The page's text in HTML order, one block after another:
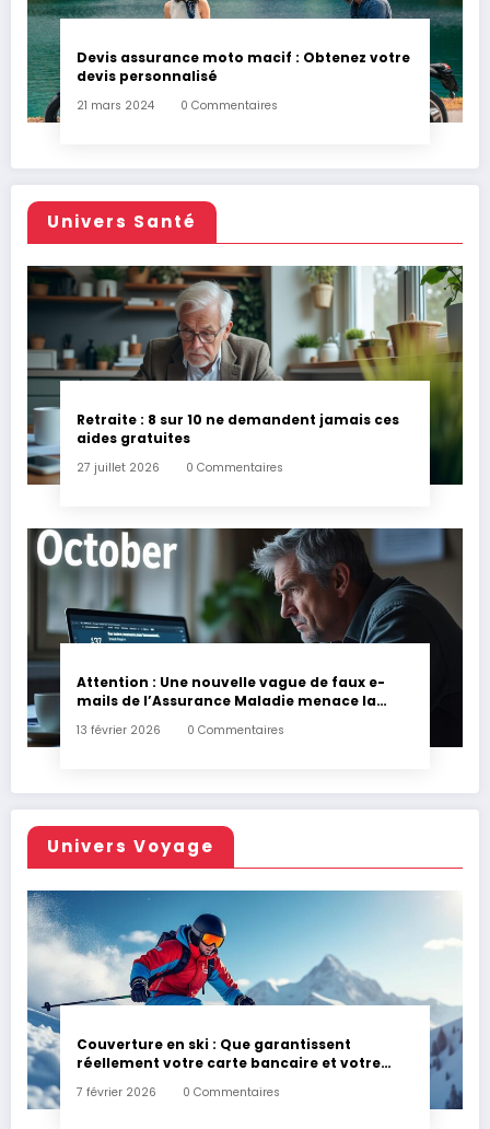
Devis assurance moto macif : Obtenez votre
devis personnalisé
21 mars 2024 0 Commentaires
Univers Santé
Retraite : 8 sur 10 ne demandent jamais ces
aides gratuites
27 juillet 2026 0 Commentaires
Attention : Une nouvelle vague de faux e-
mails de l’Assurance Maladie menace la
13 février 2026 0 Commentaires
Univers Voyage
Couverture en ski : Que garantissent
réellement votre carte bancaire et votre
7 février 2026 0 Commentaires